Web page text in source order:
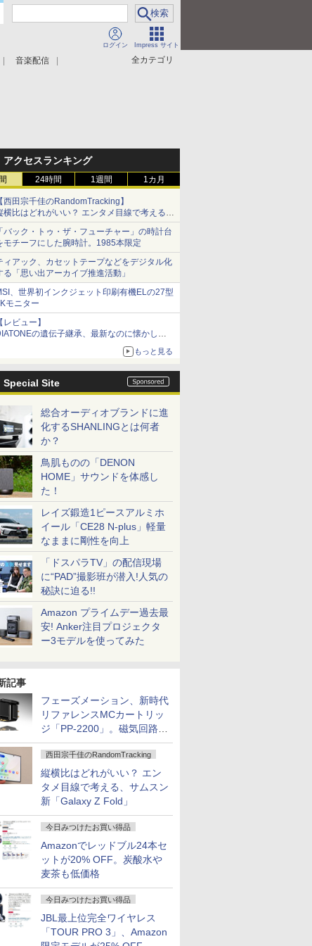
ログイン Impress サイト
全カテゴリ
音楽配信
アクセスランキング
24時間 1週間 1カ月
【西田宗千佳のRandomTracking】
横比はどれがいい？ エンタメ目線で考える、
ムスン新「Galaxy Z Fold」
「バック・トゥ・ザ・フューチャー」の時計台
モチーフにした腕時計。1985本限定
ィアック、カセットテープなどをデジタル化
る「思い出アーカイブ推進活動」
、世界初インクジェット印刷有機ELの27型
モニター
【レビュー】
の遺伝子継承、最新なのに懐かし
い“惚れる音”Tecnologia e Cuore「DS-TC52B」
もっと見る
Special Site
総合オーディオブランドに進
化するSHANLINGとは何者
か？
鳥肌ものの「DENON
HOME」サウンドを体感し
た！
レイズ鍛造1ピースアルミホ
イール「CE28 N-plus」軽量
なままに剛性を向上
「ドスパラTV」の配信現場
に“PAD”撮影班が潜入!人気の
秘訣に迫る!!
Amazon プライムデー過去最
安! Anker注目プロジェクタ
ー3モデルを使ってみた
記事
フェーズメーション、新時代
リファレンスMCカートリッ
ジ「PP-2200」。磁気回路や
ハウジングを根本から見直し
西田宗千佳のRandomTracking
縦横比はどれがいい？ エン
タメ目線で考える、サムスン
新「Galaxy Z Fold」
今日みつけたお買い得品
Amazonでレッドブル24本セ
ットが20% OFF。炭酸水や
麦茶も低価格
今日みつけたお買い得品
JBL最上位完全ワイヤレス
「TOUR PRO 3」、Amazon